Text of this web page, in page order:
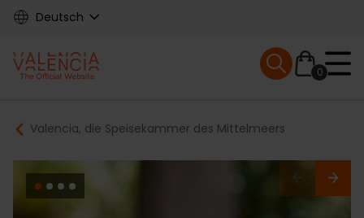
Skip
content
Deutsch
Main
navigation
0
Mobile menu
Breadcrumb
Valencia, die Speisekammer des Mittelmeers